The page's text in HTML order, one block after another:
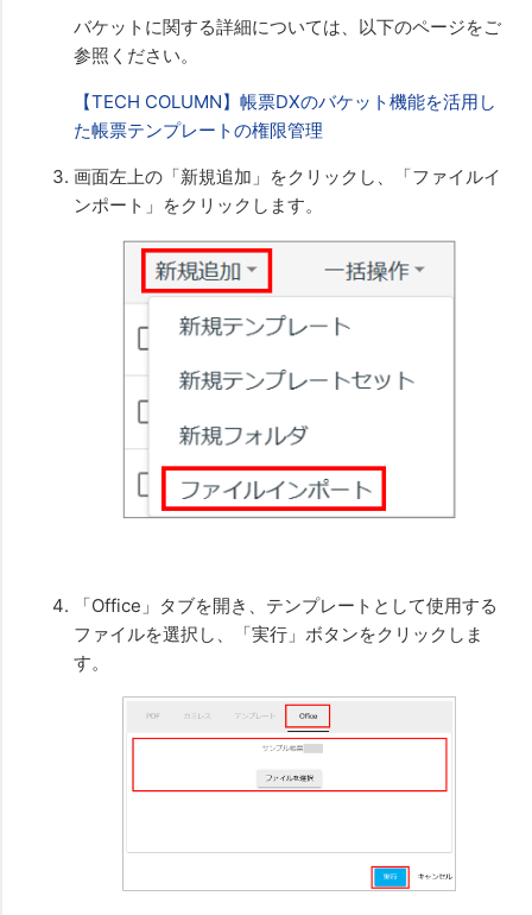
バケットに関する詳細については、以下のページをご
参照ください。
【TECH COLUMN】帳票DXのバケット機能を活用し
た帳票テンプレートの権限管理
画面左上の「新規追加」をクリックし、「ファイルイ
ンポート」をクリックします。
「Office」タブを開き、テンプレートとして使用する
ファイルを選択し、「実行」ボタンをクリックしま
す。